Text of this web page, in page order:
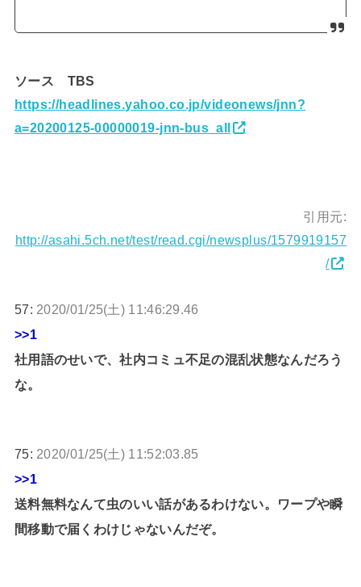
ソース TBS
https://headlines.yahoo.co.jp/videonews/jnn?
a=20200125-00000019-jnn-bus_all
引用元:
http://asahi.5ch.net/test/read.cgi/newsplus/1579919157
/
57: 2020/01/25(土) 11:46:29.46
>>1
社用語のせいで、社内コミュ不足の混乱状態なんだろう
な。
75: 2020/01/25(土) 11:52:03.85
>>1
送料無料なんて虫のいい話があるわけない。ワープや瞬
間移動で届くわけじゃないんだぞ。